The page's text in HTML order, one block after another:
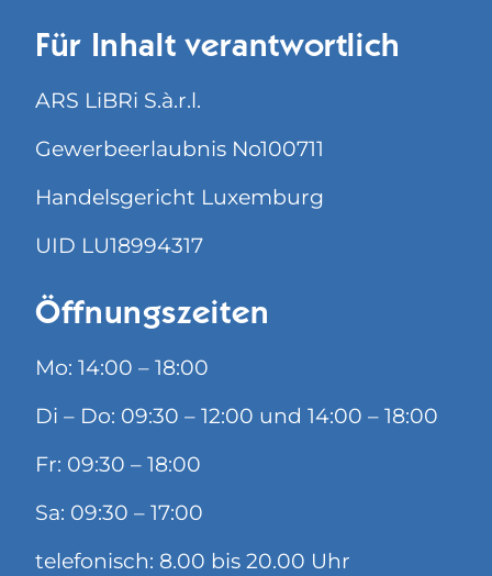
Für Inhalt verantwortlich
ARS LiBRi S.à.r.l.
Gewerbeerlaubnis No100711
Handelsgericht Luxemburg
UID LU18994317
Öffnungszeiten
Mo: 14:00 – 18:00
Di – Do: 09:30 – 12:00 und 14:00 – 18:00
Fr: 09:30 – 18:00
Sa: 09:30 – 17:00
telefonisch: 8.00 bis 20.00 Uhr